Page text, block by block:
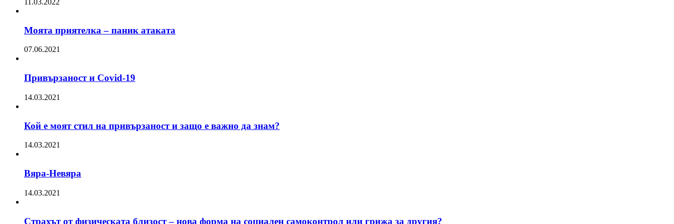
11.03.2022
Моята приятелка – паник атаката
07.06.2021
Привързаност и Covid-19
14.03.2021
Кой е моят стил на привързаност и защо е важно да знам?
14.03.2021
Вяра-Невяра
14.03.2021
Страхът от физическата близост – нова форма на социален самоконтрол или грижа за другия?